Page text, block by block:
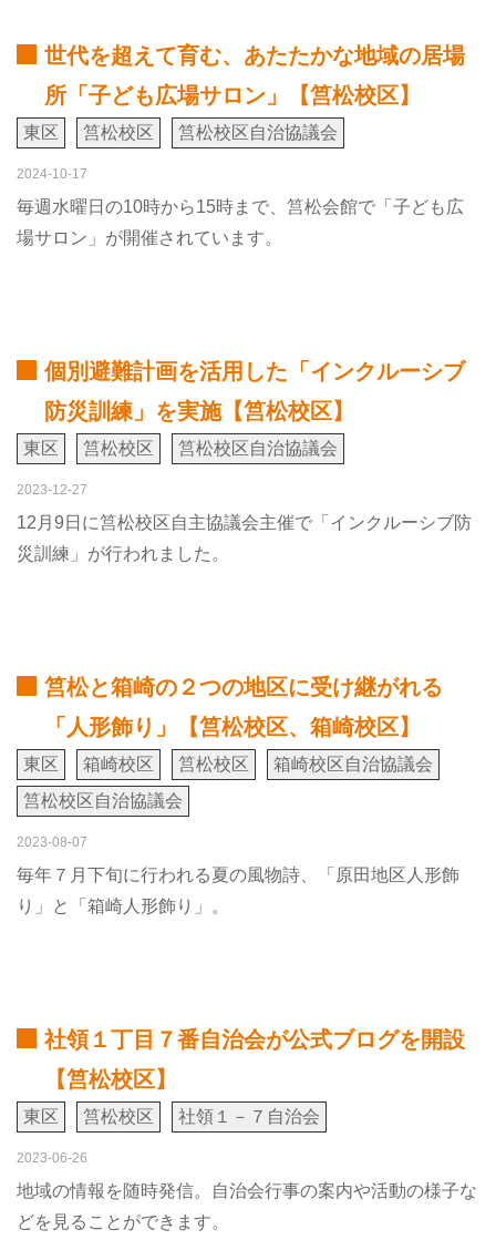
世代を超えて育む、あたたかな地域の居場
所「子ども広場サロン」【筥松校区】
東区 筥松校区 筥松校区自治協議会
2024-10-17
毎週水曜日の10時から15時まで、筥松会館で「子ども広
場サロン」が開催されています。
個別避難計画を活用した「インクルーシブ
防災訓練」を実施【筥松校区】
東区 筥松校区 筥松校区自治協議会
2023-12-27
12月9日に筥松校区自主協議会主催で「インクルーシブ防
災訓練」が行われました。
筥松と箱崎の２つの地区に受け継がれる
「人形飾り」【筥松校区、箱崎校区】
東区 箱崎校区 筥松校区
箱崎校区自治協議会
筥松校区自治協議会
2023-08-07
毎年７月下旬に行われる夏の風物詩、「原田地区人形飾
り」と「箱崎人形飾り」。
社領１丁目７番自治会が公式ブログを開設
【筥松校区】
東区 筥松校区 社領１－７自治会
2023-06-26
地域の情報を随時発信。自治会行事の案内や活動の様子な
どを見ることができます。